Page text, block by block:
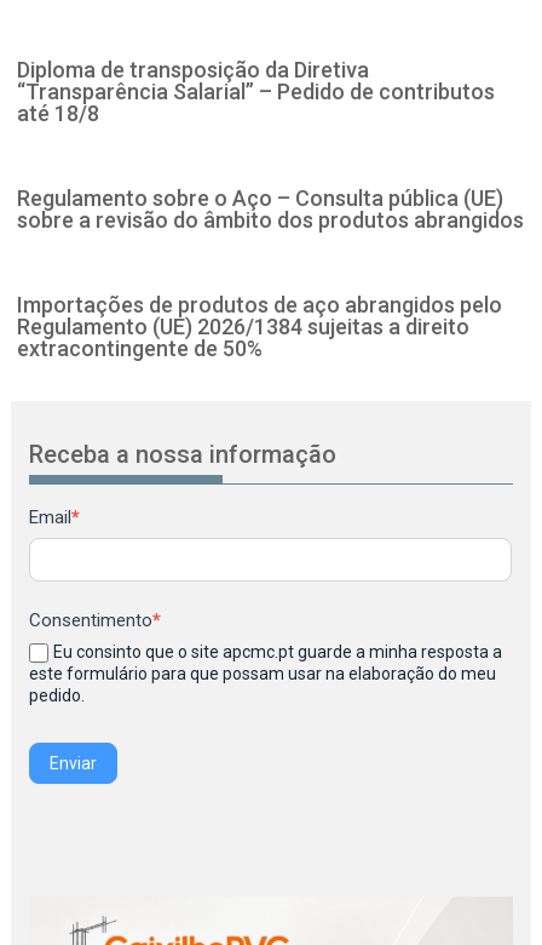
Diploma de transposição da Diretiva
“Transparência Salarial” – Pedido de contributos
até 18/8
Regulamento sobre o Aço – Consulta pública (UE)
sobre a revisão do âmbito dos produtos abrangidos
Importações de produtos de aço abrangidos pelo
Regulamento (UE) 2026/1384 sujeitas a direito
extracontingente de 50%
Receba a nossa informação
Newsletter
Email*
Consentimento*
Eu consinto que o site apcmc.pt guarde a minha resposta a
este formulário para que possam usar na elaboração do meu
pedido.
Enviar